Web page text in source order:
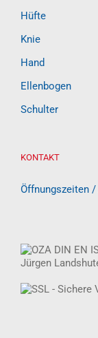
Hüfte
Knie
Hand
Ellenbogen
Schulter
KONTAKT
Öffnungszeiten